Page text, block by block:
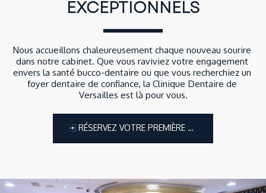
EXCEPTIONNELS
Nous accueillons chaleureusement chaque nouveau sourire
dans notre cabinet. Que vous raviviez votre engagement
envers la santé bucco-dentaire ou que vous recherchiez un
foyer dentaire de confiance, la Clinique Dentaire de
Versailles est là pour vous.
RÉSERVEZ VOTRE PREMIÈRE VISITE